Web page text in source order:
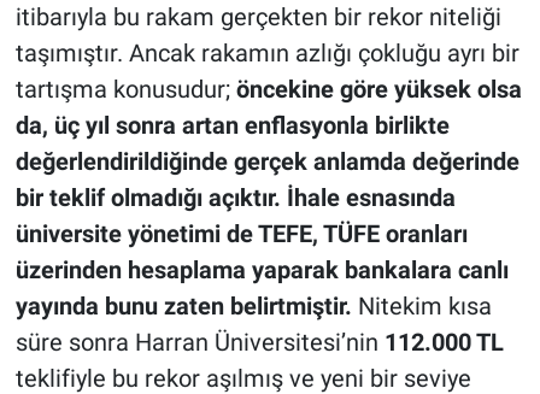
itibarıyla bu rakam gerçekten bir rekor niteliği
taşımıştır. Ancak rakamın azlığı çokluğu ayrı bir
tartışma konusudur; öncekine göre yüksek olsa
da, üç yıl sonra artan enflasyonla birlikte
değerlendirildiğinde gerçek anlamda değerinde
bir teklif olmadığı açıktır. İhale esnasında
üniversite yönetimi de TEFE, TÜFE oranları
üzerinden hesaplama yaparak bankalara canlı
yayında bunu zaten belirtmiştir. Nitekim kısa
süre sonra Harran Üniversitesi’nin 112.000 TL
teklifiyle bu rekor aşılmış ve yeni bir seviye